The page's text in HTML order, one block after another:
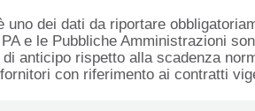
uno dei dati da riportare
e le Pubbliche Amministrazioni
anticipo rispetto alla scadenza
con riferimento ai contratti